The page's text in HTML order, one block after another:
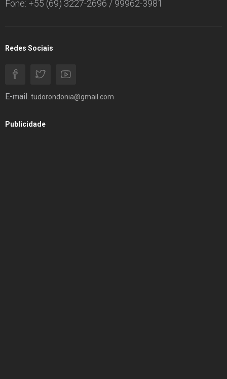
Fone: +55 (69) 3227-2696 / 99962-3981
Redes Sociais
E-mail: tudorondonia@gmail.com
Publicidade